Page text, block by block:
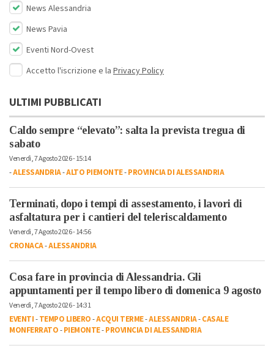
News Alessandria
News Pavia
Eventi Nord-Ovest
Accetto l'iscrizione e la Privacy Policy
ULTIMI PUBBLICATI
Caldo sempre “elevato”: salta la prevista tregua di
sabato
Venerdì, 7 Agosto 2026 - 15:14
-ALESSANDRIA-ALTO PIEMONTE-PROVINCIA DI ALESSANDRIA
Terminati, dopo i tempi di assestamento, i lavori di
asfaltatura per i cantieri del teleriscaldamento
Venerdì, 7 Agosto 2026 - 14:56
CRONACA-ALESSANDRIA
Cosa fare in provincia di Alessandria. Gli
appuntamenti per il tempo libero di domenica 9 agosto
Venerdì, 7 Agosto 2026 - 14:31
EVENTI-TEMPO LIBERO-ACQUI TERME-ALESSANDRIA-CASALE
MONFERRATO-PIEMONTE-PROVINCIA DI ALESSANDRIA